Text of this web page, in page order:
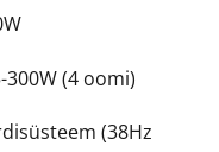
300W (4 oomi)
(38Hz